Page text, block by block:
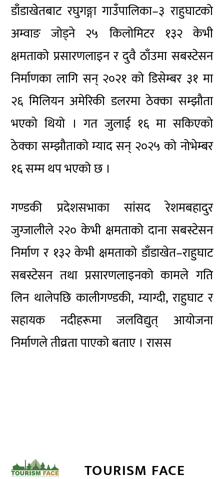
डाँडाखेतबाट रघुगङ्गा गाउँपालिका–३ राहुघाटको
अम्वाङ जोड्ने २५ किलोमिटर १३२ केभी
क्षमताको प्रसारणलाइन र दुवै ठाँउमा सबस्टेसन
निर्माणका लागि सन् २०२१ को डिसेम्बर ३१ मा
२६ मिलियन अमेरिकी डलरमा ठेक्का सम्झौता
भएको थियो । गत जुलाई १६ मा सकिएको
ठेक्का सम्झौताको म्याद सन् २०२५ को नोभेम्बर
१६ सम्म थप भएको छ ।
गण्डकी प्रदेशसभाका सांसद रेशमबहादुर
जुग्जालीले २२० केभी क्षमताको दाना सबस्टेसन
निर्माण र १३२ केभी क्षमताको डाँडाखेत–राहुघाट
सबस्टेसन तथा प्रसारणलाइनको कामले गति
लिन थालेपछि कालीगण्डकी, म्याग्दी, राहुघाट र
सहायक नदीहरूमा जलविद्युत् आयोजना
निर्माणले तीव्रता पाएको बताए । रासस
TOURISM FACE